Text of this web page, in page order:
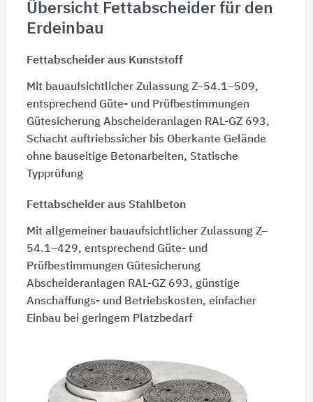
Übersicht Fettabscheider für den
Erdeinbau
Fettabscheider aus Kunststoff
Mit bauaufsichtlicher Zulassung Z–54.1–509,
entsprechend Güte- und Prüfbestimmungen
Gütesicherung Abscheideranlagen RAL-GZ 693,
Schacht auftriebssicher bis Oberkante Gelände
ohne bauseitige Betonarbeiten, Statische
Typprüfung
Fettabscheider aus Stahlbeton
Mit allgemeiner bauaufsichtlicher Zulassung Z–
54.1–429, entsprechend Güte- und
Prüfbestimmungen Gütesicherung
Abscheideranlagen RAL-GZ 693, günstige
Anschaffungs- und Betriebskosten, einfacher
Einbau bei geringem Platzbedarf